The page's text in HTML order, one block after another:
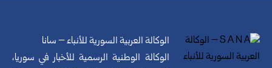
الوكالة العربية السورية للأنباء – سانا
الوكالة الوطنية الرسمية للأخبار في سوريا،